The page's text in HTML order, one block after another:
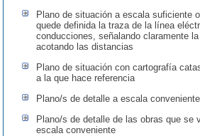
Plano de situación a escala suficiente
quede definida la traza de la línea
conducciones, señalando claramente
acotando las distancias
Plano de situación con cartografía
a la que hace referencia
Plano/s de detalle a escala conveniente
Plano/s de detalle de las obras que se
escala conveniente